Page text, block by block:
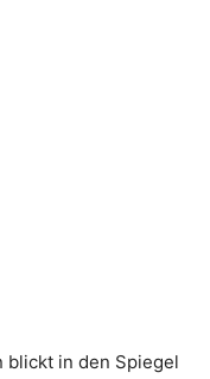
blickt in den Spiegel